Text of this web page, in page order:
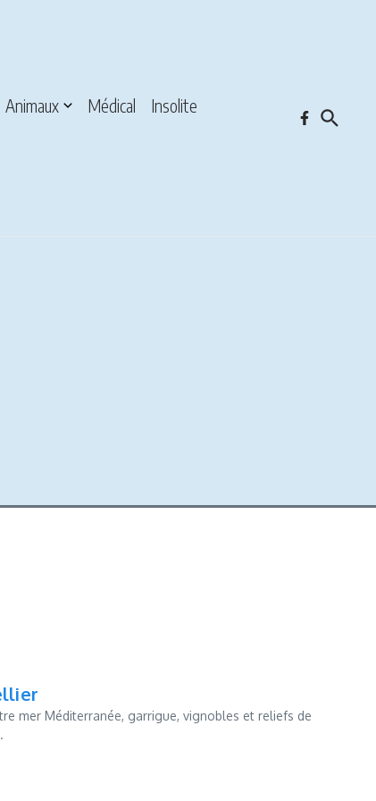
Animaux Médical
Insolite
mer Méditerranée, garrigue, vignobles et reliefs de